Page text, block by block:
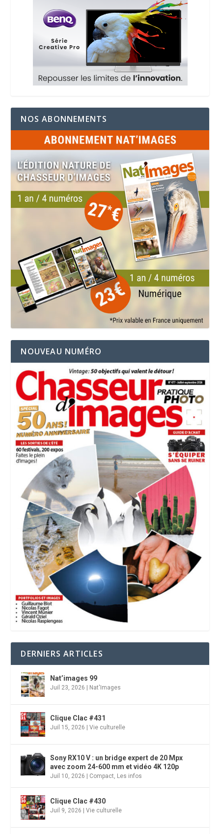
NOS ABONNEMENTS
NOUVEAU NUMÉRO
DERNIERS ARTICLES
Nat’images 99
Juil 23, 2026 | Nat'Images
Clique Clac #431
Juil 15, 2026 |Vie culturelle
Sony RX10 V : un bridge expert de 20 Mpx
avec zoom 24-600 mm et vidéo 4K 120p
Juil 10, 2026 | Compact Les infos
Clique Clac #430
Juil 9, 2026 |Vie culturelle